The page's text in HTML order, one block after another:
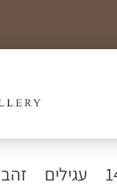
עגילים זהב